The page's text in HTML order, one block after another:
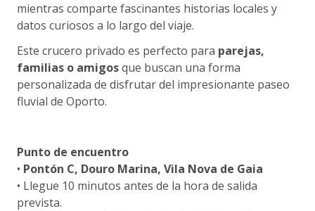
mientras comparte fascinantes historias locales y
datos curiosos a lo largo del viaje.
Este crucero privado es perfecto para parejas,
familias o amigosque buscan una forma
personalizada de disfrutar del impresionante paseo
fluvial de Oporto.
Punto de encuentro
• Pontón C, Douro Marina, Vila Nova de Gaia
• Llegue 10 minutos antes de la hora de salida
prevista.